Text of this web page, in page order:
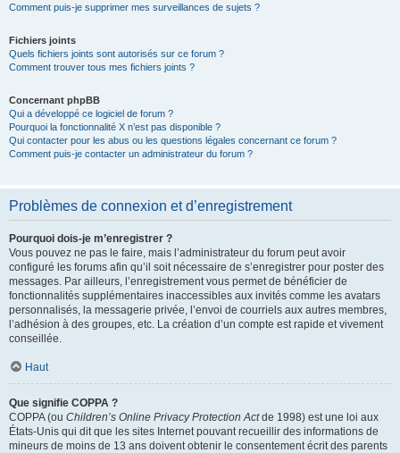
Comment puis-je supprimer mes surveillances de sujets ?
Fichiers joints
Quels fichiers joints sont autorisés sur ce forum ?
Comment trouver tous mes fichiers joints ?
Concernant phpBB
Qui a développé ce logiciel de forum ?
Pourquoi la fonctionnalité X n’est pas disponible ?
Qui contacter pour les abus ou les questions légales concernant ce forum ?
Comment puis-je contacter un administrateur du forum ?
Problèmes de connexion et d’enregistrement
Pourquoi dois-je m’enregistrer ?
Vous pouvez ne pas le faire, mais l’administrateur du forum peut avoir
configuré les forums afin qu’il soit nécessaire de s’enregistrer pour poster des
messages. Par ailleurs, l’enregistrement vous permet de bénéficier de
fonctionnalités supplémentaires inaccessibles aux invités comme les avatars
personnalisés, la messagerie privée, l’envoi de courriels aux autres membres,
l’adhésion à des groupes, etc. La création d’un compte est rapide et vivement
conseillée.
Haut
Que signifie COPPA ?
COPPA (ou Children’s Online Privacy Protection Actde 1998) est une loi aux
États-Unis qui dit que les sites Internet pouvant recueillir des informations de
mineurs de moins de 13 ans doivent obtenir le consentement écrit des parents